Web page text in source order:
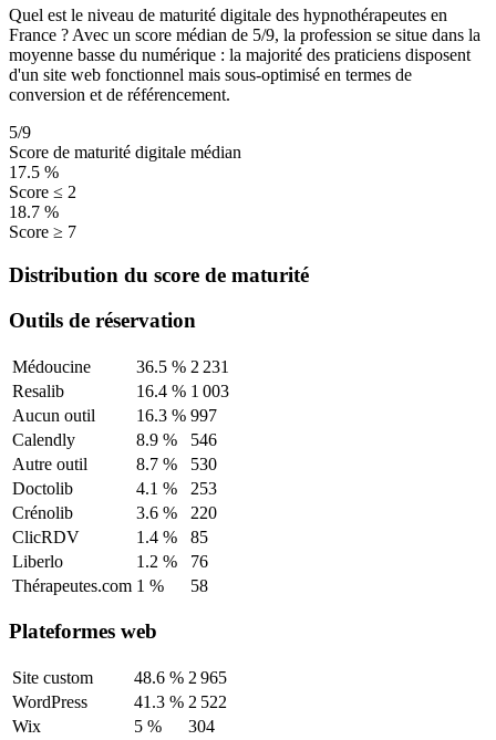
Quel est le niveau de maturité digitale des hypnothérapeutes en
France ? Avec un score médian de 5/9, la profession se situe dans la
moyenne basse du numérique : la majorité des praticiens disposent
d'un site web fonctionnel mais sous-optimisé en termes de
conversion et de référencement.
5/9
Score de maturité digitale médian
17.5 %
Score ≤ 2
18.7 %
Score ≥ 7
Distribution du score de maturité
Outils de réservation
Médoucine 36.5 % 2 231
Resalib
16.4 % 1 003
Aucun outil
16.3 % 997
Calendly
8.9 %
546
Autre outil
8.7 %
530
Doctolib
4.1 %
253
Crénolib
3.6 %
220
ClicRDV
1.4 %
85
Liberlo
1.2 %
76
Thérapeutes.com 1 % 58
Plateformes web
Site custom 48.6 % 2 965
WordPress
41.3 % 2 522
Wix
5 %
304